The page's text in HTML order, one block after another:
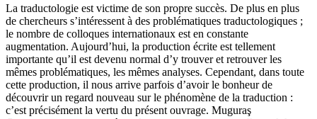
La traductologie est victime de son propre succès. De plus en plus
de chercheurs s’intéressent à des problématiques traductologiques ;
le nombre de colloques internationaux est en constante
augmentation. Aujourd’hui, la production écrite est tellement
importante qu’il est devenu normal d’y trouver et retrouver les
mêmes problématiques, les mêmes analyses. Cependant, dans toute
cette production, il nous arrive parfois d’avoir le bonheur de
découvrir un regard nouveau sur le phénomène de la traduction :
c’est précisément la vertu du présent ouvrage. Muguraş